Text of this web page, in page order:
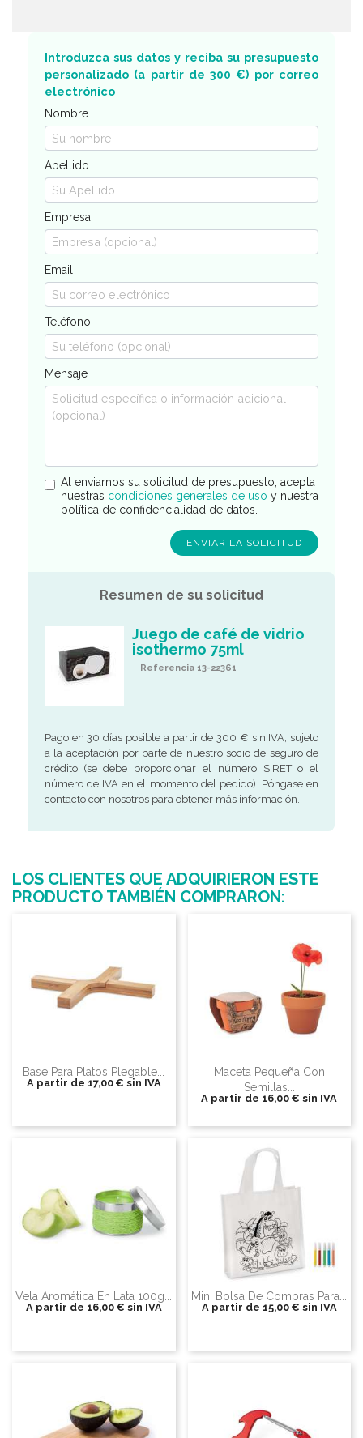
Introduzca sus datos y reciba su presupuesto
personalizado (a partir de 300 €) por correo
electrónico
Nombre
Apellido
Empresa
Email
Teléfono
Mensaje
Al enviarnos su solicitud de presupuesto, acepta
nuestras condiciones generales de uso y nuestra
política de confidencialidad de datos.
Resumen de su solicitud
Juego de café de vidrio
isothermo 75ml
Referencia 13-22361
Pago en 30 días posible a partir de 300 € sin IVA, sujeto
a la aceptación por parte de nuestro socio de seguro de
crédito (se debe proporcionar el número SIRET o el
número de IVA en el momento del pedido). Póngase en
contacto con nosotros para obtener más información.
LOS CLIENTES QUE ADQUIRIERON ESTE
PRODUCTO TAMBIÉN COMPRARON:
Base Para Platos Plegable...
A partir de 17,00 € sin IVA
Maceta Pequeña Con
Semillas...
A partir de 16,00 €sin IVA
Vela Aromática En Lata 100g...
A partir de 16,00 € sin IVA
Mini Bolsa De Compras Para...
A partir de 15,00 € sin IVA